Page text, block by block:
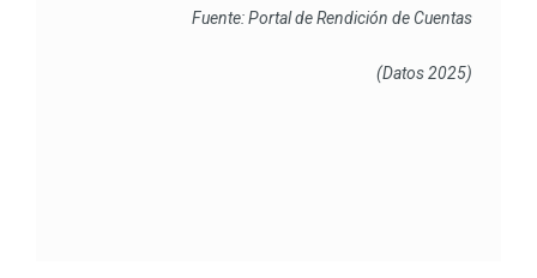
Fuente: Portal de Rendición de Cuentas
(Datos 2025)